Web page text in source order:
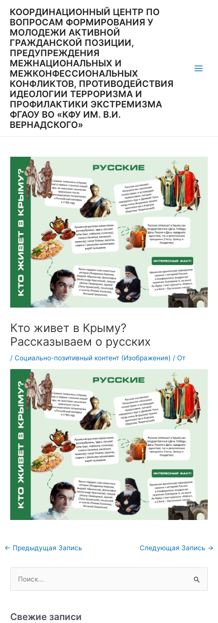
содержимому
КООРДИНАЦИОННЫЙ ЦЕНТР ПО
ВОПРОСАМ ФОРМИРОВАНИЯ У
МОЛОДЕЖИ АКТИВНОЙ
ГРАЖДАНСКОЙ ПОЗИЦИИ,
ПРЕДУПРЕЖДЕНИЯ
МЕЖНАЦИОНАЛЬНЫХ И
МЕЖКОНФЕССИОНАЛЬНЫХ
КОНФЛИКТОВ, ПРОТИВОДЕЙСТВИЯ
ИДЕОЛОГИИ ТЕРРОРИЗМА И
ПРОФИЛАКТИКИ ЭКСТРЕМИЗМА
ФГАОУ ВО «КФУ ИМ. В.И.
ВЕРНАДСКОГО»
Кто живет в Крыму?
Рассказываем о русских
/Социально-позитивный контент (Изображения) / От
Навигация
записям
← Предыдущая Запись Следующая Запись →
с
Свежие записи